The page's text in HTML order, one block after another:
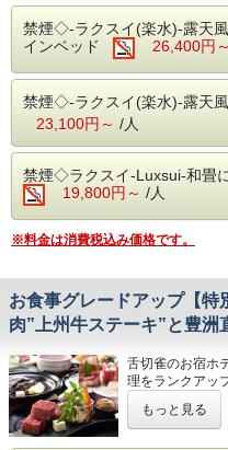
大変温まるので
男女とも大浴場
でお楽しみくだ
【オススメ観光
■富岡製糸場：
■群馬サファリパ
■軽井沢：車で40
■こんにゃくパ
■めんたいパー
禁煙◇-ラクスイ(楽水)-露天
インベッド
26,400円～
禁煙◇-ラクスイ(楽水)-露天
23,100円～ /人
禁煙◇ラクスイ-Luxsui-和畳
19,800円～ /人
※料金は消費税込み価格です。
お食事グレードアップ【特
肉”上州牛ステーキ”と豊洲
舌切雀のお宿ホ
理をランクアッ
和食調理人が食
しみください。
もっと見る